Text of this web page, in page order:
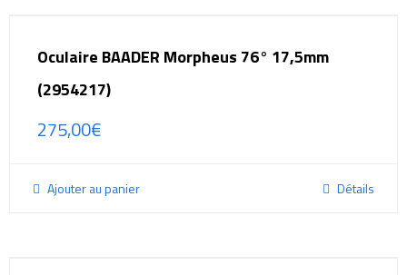
Oculaire BAADER Morpheus 76° 17,5mm
(2954217)
275,00€
Ajouter au panier Détails